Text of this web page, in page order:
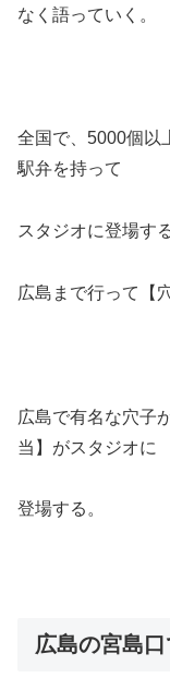
なく語っていく。
全国で、5000個以
駅弁を持って
スタジオに登場する
広島まで行って【
広島で有名な穴子
当】がスタジオに
登場する。
広島の宮島口